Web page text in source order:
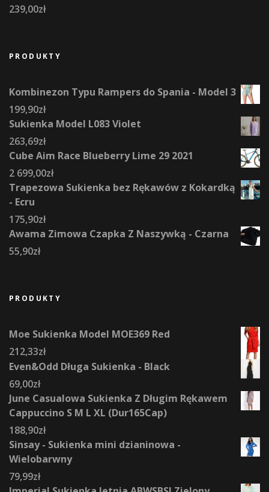
239,00zł
PRODUKTY
Kombinezon Typu Rampers do Spania - Model 3
199,90zł
Sukienka Model L083 Violet
263,69zł
Cube Aim Race Blueberry Lime 29 2021
2 699,00zł
Trapezowa Sukienka bez Rękawów z Kokardką
- Ecru
175,90zł
Awama Zimowa Czapka Z Naszywką - Czarna
55,90zł
PRODUKTY
Moe Sukienka Model MOE369 Red
212,33zł
Even&Odd Długa Sukienka - Black
69,00zł
June Casualowa Sukienka Z Długim Rękawem
Cappuccino S M L XL (Dur165Cap)
188,90zł
Sinsay - Sukienka mini dzianinowa -
Wielobarwny
79,99zł